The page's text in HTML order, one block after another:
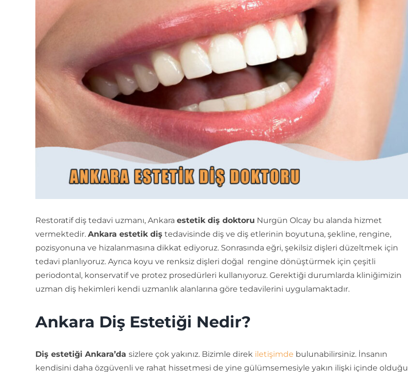
Restoratif diş tedavi uzmanı, Ankara estetik diş doktoru Nurgün Olcay bu alanda hizmet
vermektedir. Ankara estetik diş tedavisinde diş ve diş etlerinin boyutuna, şekline, rengine,
pozisyonuna ve hizalanmasına dikkat ediyoruz. Sonrasında eğri, şekilsiz dişleri düzeltmek için
tedavi planlıyoruz. Ayrıca koyu ve renksiz dişleri doğal rengine dönüştürmek için çeşitli
periodontal, konservatif ve protez prosedürleri kullanıyoruz. Gerektiği durumlarda kliniğimizin
uzman diş hekimleri kendi uzmanlık alanlarına göre tedavilerini uygulamaktadır.
Ankara Diş Estetiği Nedir?
Diş estetiği Ankara’da sizlere çok yakınız. Bizimle direk iletişimde bulunabilirsiniz. İnsanın
kendisini daha özgüvenli ve rahat hissetmesi de yine gülümsemesiyle yakın ilişki içinde olduğu